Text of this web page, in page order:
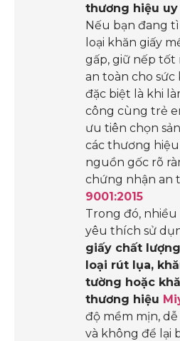
thương hiệu
Nếu bạn đang
loại khăn giấy
gấp, giữ nếp tốt
an toàn cho sức
đặc biệt là khi
công cùng trẻ
ưu tiên chọn
các thương hiệu
nguồn gốc rõ
chứng nhận an
9001:2015
Trong đó, nhiều
yêu thích sử
giấy chất
loại rút lụa,
tường hoặc
thương hiệu
độ mềm mịn,
và không để lại